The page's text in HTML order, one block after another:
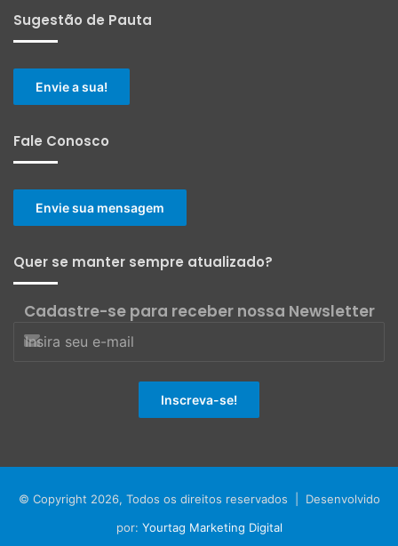
Sugestão de Pauta
Envie a sua!
Fale Conosco
Envie sua mensagem
Quer se manter sempre atualizado?
Cadastre-se para receber nossa Newsletter
© Copyright 2026, Todos os direitos reservados | Desenvolvido
por: Yourtag Marketing Digital